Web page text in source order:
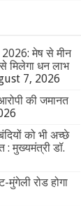
मेष से मीन
मिलेगा धन लाभ
7, 2026
की जमानत
को भी अच्छे
: मुख्यमंत्री डॉ.
रोड होगा